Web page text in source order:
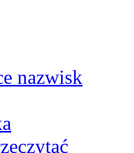
nazwisk